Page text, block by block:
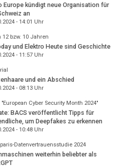
Europe kündigt neue Organisation für
an
- 14:01 Uhr
12 bzw. 10 Jahren
und Elektro Heute sind Geschichte
- 11:57Uhr
und ein Abschied
- 08:13Uhr
Cyber Security Month 2024"
BACS veröffentlicht Tipps für
um Deepfakes zu erkennen
- 10:48Uhr
Datenvertrauensstudie 2024
weiterhin beliebter als